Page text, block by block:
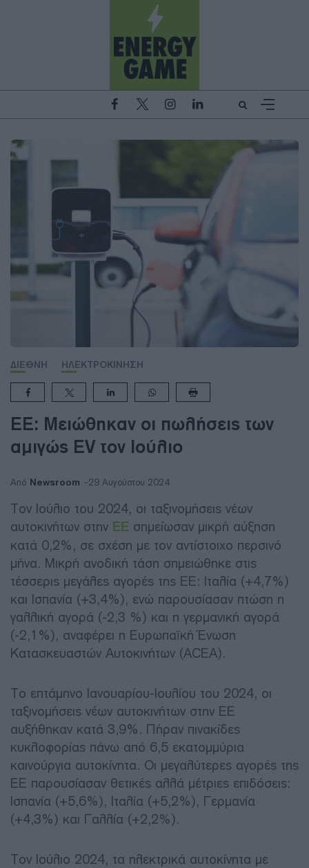
ΔΙΕΘΝΗ ΗΛΕΚΤΡΟΚΙΝΗΣΗ
ΕΕ: Μειώθηκαν οι πωλήσεις των
αμιγώς EV τον Ιούλιο
Από Newsroom 29 Αυγούστου 2024
Τον Ιούλιο του 2024, οι ταξινομήσεις νέων
αυτοκινήτων στην ΕΕ σημείωσαν μικρή αύξηση
κατά 0,2%, σε σχέση με τον αντίστοιχο περσινό
μήνα. Μικρή ανοδική τάση σημειώθηκε στις
τέσσερις μεγάλες αγορές της ΕΕ: Ιταλία (+4,7%)
και Ισπανία (+3,4%), ενώ παρουσίασαν πτώση η
γαλλική αγορά (-2,3 %) και η γερμανική αγορά
(-2,1%), αναφέρει η Ευρωπαϊκή Ένωση
Κατασκευαστών Αυτοκινήτων (ACEA).
Το επτάμηνο Ιανουαρίου-Ιουλίου του 2024, οι
ταξινομήσεις νέων αυτοκινήτων στην ΕΕ
αυξήθηκαν κατά 3,9%. Πήραν πινακίδες
κυκλοφορίας πάνω από 6,5 εκατομμύρια
καινούργια αυτοκίνητα. Οι μεγαλύτερες αγορές της
ΕΕ παρουσίασαν θετικές αλλά μέτριες επιδόσεις:
Ισπανία (+5,6%), Ιταλία (+5,2%), Γερμανία
(+4,3%) και Γαλλία (+2,2%).
Τον Ιούλιο 2024, τα ηλεκτρικά αυτοκίνητα με